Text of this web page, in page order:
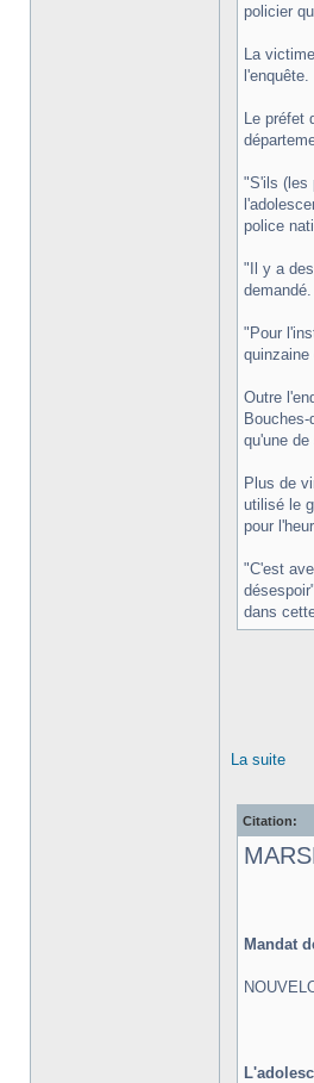
policier
La
l'enquête.
Le préfet
"S'ils (les
police
"Il y a
demandé.
"Pour
Outre
qu'une
Plus de
utilisé le
pour
"C'est
dans
La suite
Citation:
Mandat